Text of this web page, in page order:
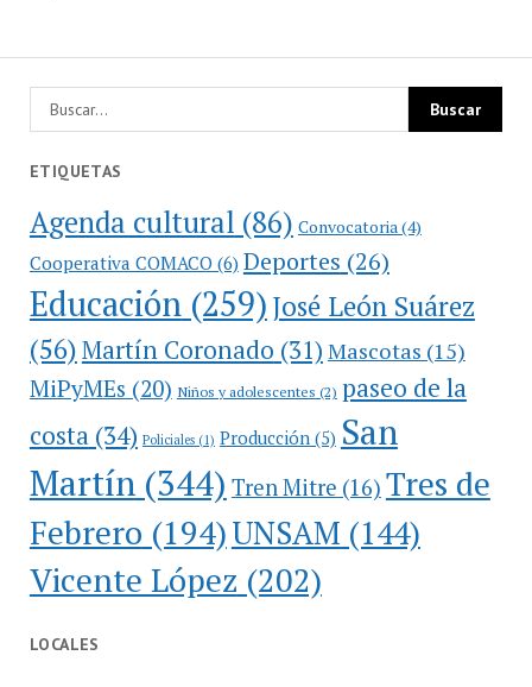
ETIQUETAS
Agenda cultural (86) Convocatoria (4)
Cooperativa COMACO(6) Deportes (26)
Educación(259)José León Suárez
(56)Martín Coronado (31) Mascotas (15)
MiPyMEs (20) Niños y adolescentes (2) paseo de la
costa(34) Policiales(1) Producción(5) San
Martín(344) Tren Mitre (16) Tres de
Febrero (194)UNSAM (144)
Vicente López (202)
LOCALES